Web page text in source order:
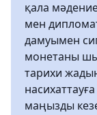
қала
мен
дамуымен
монетаны
тарихи
маңызды